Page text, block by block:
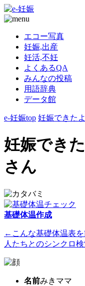
エコー写真
妊娠,出産
妊活,不妊
よくあるQA
みんなの投稿
用語辞典
データ館
e-妊娠top 妊娠できたよ
妊娠でき
さん
基礎体温作成
←こんな基礎体温表
人たちとのシンクロ
名前みきママ